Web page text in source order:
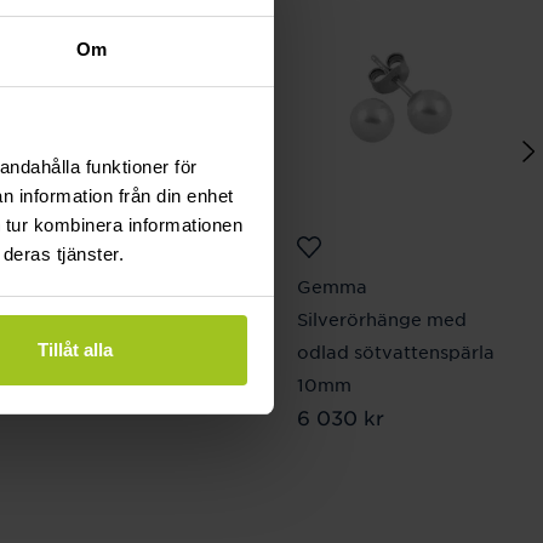
Om
funktioner för
information från din enhet
kombinera informationen
tjänster.
Tillåt alla
Förälskad - Guldring 18
mm
Pris:1 390 kr
1 390 kr
Gemma
Silverörhänge med
odlad sötvattenspärla
10mm
Pris:6 030 kr
6 030 kr